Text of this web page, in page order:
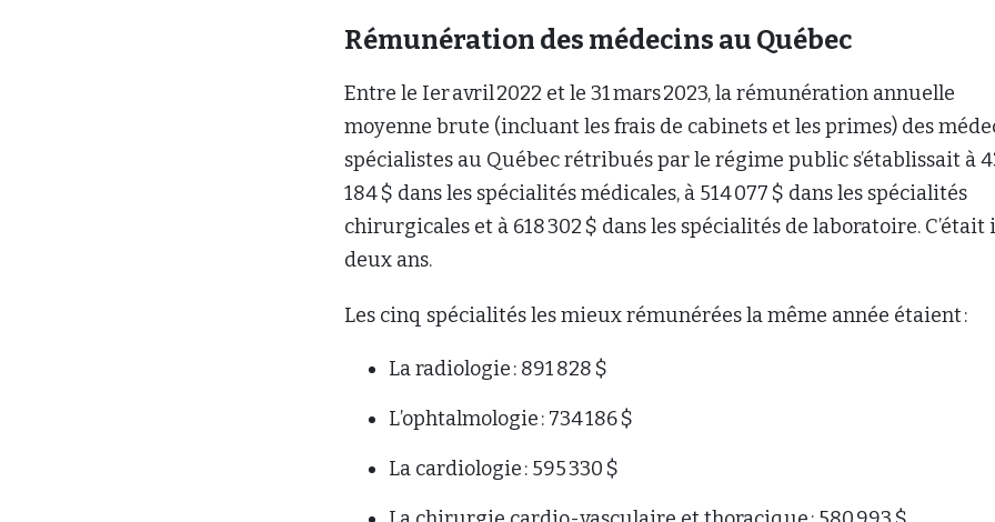
Rémunération des médecins au Québec
Entre le Ier avril 2022 et le 31 mars 2023, la rémunération annuelle
moyenne brute (incluant les frais de cabinets et les primes) des
spécialistes au Québec rétribués par le régime public s’établissait à
184 $ dans les spécialités médicales, à 514 077 $ dans les spécialités
chirurgicales et à 618 302 $ dans les spécialités de laboratoire. C’était
deux ans.
Les cinq spécialités les mieux rémunérées la même année étaient :
La radiologie : 891 828 $
L’ophtalmologie : 734 186 $
La cardiologie : 595 330 $